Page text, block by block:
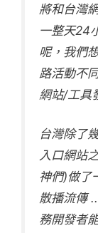
將和台灣
一整天24
呢，我們
路活動不
網站/工具
台灣除了
入口網站
神們)做了
散播流傳
務開發者